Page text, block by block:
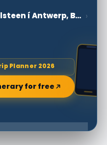
Geeraard de Duivelsteen í Antwerp, Belgíu ›
Planner 2026
for free